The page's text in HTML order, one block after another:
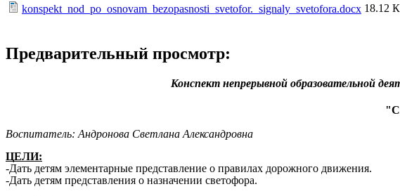
konspekt_nod_po_osnovam_bezopasnosti_svetofor._signaly_svetofora.docx 18.12
Предварительный просмотр:
Конспект непрерывной образовательной
Воспитатель: Андронова Светлана Александровна
ЦЕЛИ:
-Дать детям элементарные представление о правилах дорожного движения.
-Дать детям представления о назначении светофора.